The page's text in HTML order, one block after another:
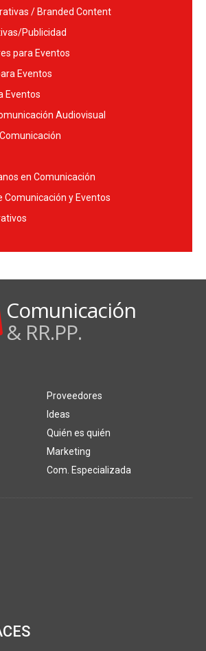
/ Branded Content
Publicidad
para Eventos
Eventos
Eventos
Audiovisual
en Comunicación
Comunicación y Eventos
Comunicación
& RR.PP.
Proveedores
Ideas
Quién es quién
Marketing
Com. Especializada